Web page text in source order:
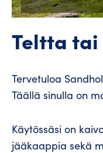
Teltta
Tervetuloa
Täällä sinulla on
Käytössäsi on
jääkaappia sekä